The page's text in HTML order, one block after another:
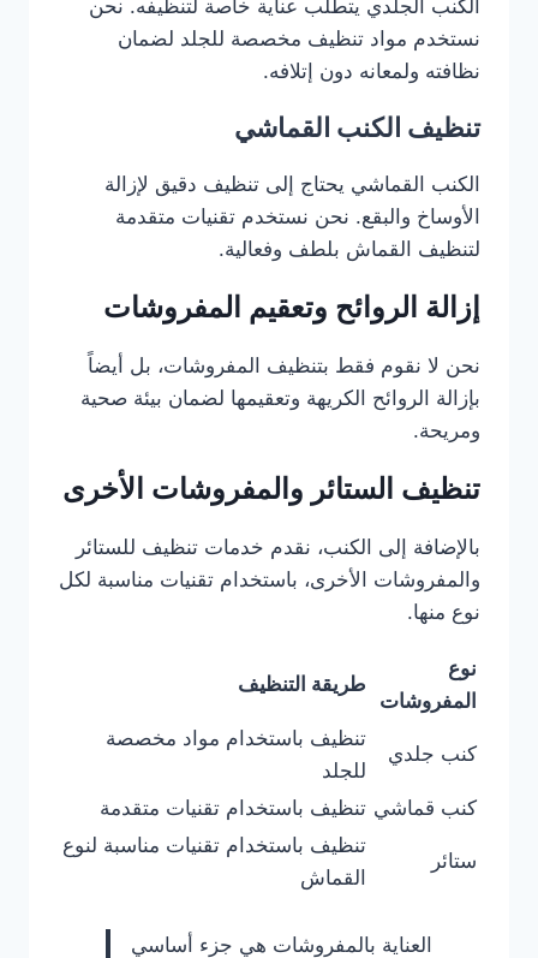
الكنب الجلدي يتطلب عناية خاصة لتنظيفه. نحن
نستخدم مواد تنظيف مخصصة للجلد لضمان
نظافته ولمعانه دون إتلافه.
تنظيف الكنب القماشي
الكنب القماشي يحتاج إلى تنظيف دقيق لإزالة
الأوساخ والبقع. نحن نستخدم تقنيات متقدمة
لتنظيف القماش بلطف وفعالية.
إزالة الروائح وتعقيم المفروشات
نحن لا نقوم فقط بتنظيف المفروشات، بل أيضاً
بإزالة الروائح الكريهة وتعقيمها لضمان بيئة صحية
ومريحة.
تنظيف الستائر والمفروشات الأخرى
بالإضافة إلى الكنب، نقدم خدمات تنظيف للستائر
والمفروشات الأخرى، باستخدام تقنيات مناسبة لكل
نوع منها.
نوع
المفروشات
طريقة التنظيف
كنب جلدي
تنظيف باستخدام مواد مخصصة
للجلد
كنب قماشي تنظيف باستخدام تقنيات متقدمة
ستائر
تنظيف باستخدام تقنيات مناسبة لنوع
القماش
العناية بالمفروشات هي جزء أساسي